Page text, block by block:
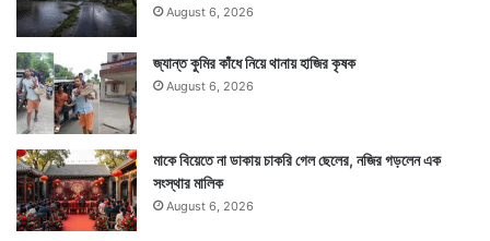
August 6, 2026
জ্যান্ত কুমির কাঁধে নিয়ে থানায় হাজির কৃষক
August 6, 2026
মাকে বিয়েতে না ডাকায় চাকরি গেল ছেলের, নজির গড়লেন এক
সংস্থার মালিক
August 6, 2026